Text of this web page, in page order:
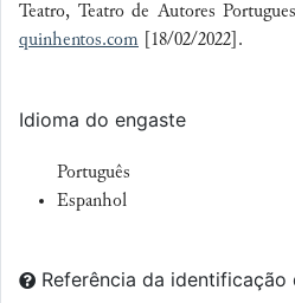
Teatro, Teatro de Autores
quinhentos.com [18/02/2022].
Idioma do engaste
Português
Espanhol
Referência da identificação